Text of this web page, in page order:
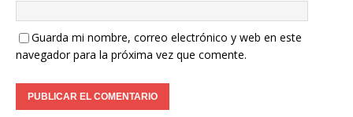
Guarda mi nombre, correo electrónico y web en este
navegador para la próxima vez que comente.